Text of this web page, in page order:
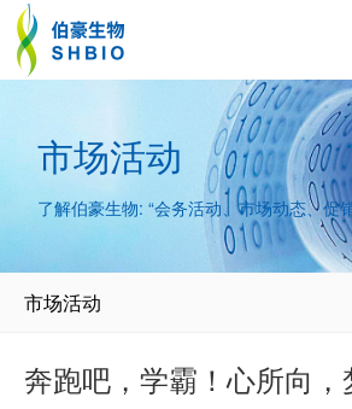
市场活动
了解伯豪生物: “会务活动、市场动态、促
市场活动
奔跑吧，学霸！心所向，